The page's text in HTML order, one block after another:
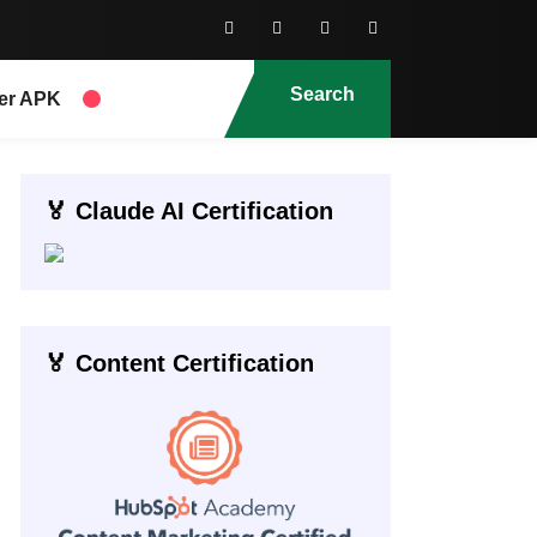
APK Search
🏅 Claude AI Certification
🏅 Content Certification